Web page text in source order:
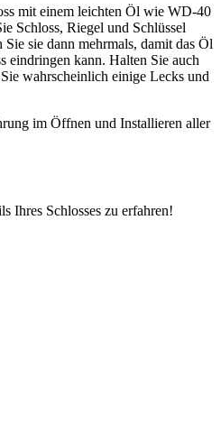
mit einem leichten Öl wie WD-40
Schloss, Riegel und Schlüssel
sie dann mehrmals, damit das Öl
eindringen kann. Halten Sie auch
wahrscheinlich einige Lecks und
im Öffnen und Installieren aller
Ihres Schlosses zu erfahren!